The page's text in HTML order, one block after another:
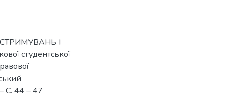
І
студентської
С. 44 – 47